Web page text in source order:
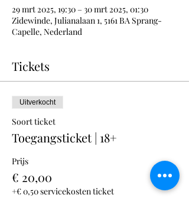
29 mrt 2025, 19:30 – 30 mrt 2025, 01:30
Zidewinde, Julianalaan 1, 5161 BA Sprang-
Capelle, Nederland
Tickets
Uitverkocht
Soort ticket
Toegangsticket | 18+
Prijs
€ 20,00
+€ 0,50 servicekosten ticket